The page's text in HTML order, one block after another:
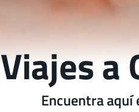
Viajes a
Encuentra aquí